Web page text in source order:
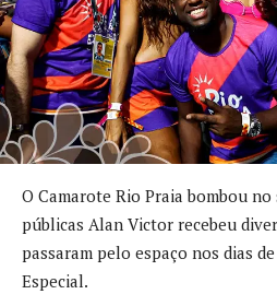
O Camarote Rio Praia bombou no
públicas Alan Victor recebeu
passaram pelo espaço nos dias
Especial.